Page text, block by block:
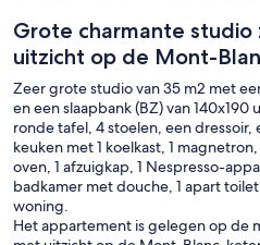
Grote charmante
uitzicht op de Mont-
Zeer grote studio van 35 m2 met
en een slaapbank (BZ) van
ronde tafel, 4 stoelen, een
keuken met 1 koelkast, 1
oven, 1 afzuigkap, 1 Nespresso-
badkamer met douche, 1 apart
woning.
Het appartement is gelegen op de